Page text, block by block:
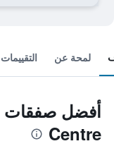
لمحة عن التقييمات
Centre